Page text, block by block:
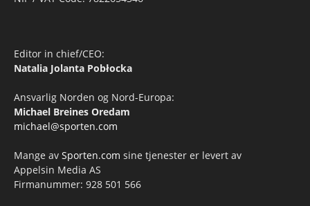
Editor in chief/CEO:
Natalia Jolanta Pobłocka
Ansvarlig Norden og Nord-Europa:
Michael Breines Oredam
michael@sporten.com
Mange av Sporten.com sine tjenester er levert av
Appelsin Media AS
Firmanummer: 928 501 566